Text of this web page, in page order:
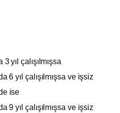
yıl çalışılmışsa
6 yıl çalışılmışsa ve işsiz
ise
9 yıl çalışılmışsa ve işsiz